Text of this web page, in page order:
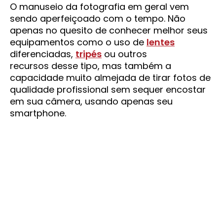
O manuseio da fotografia em geral vem
sendo aperfeiçoado com o tempo. Não
apenas no quesito de conhecer melhor seus
equipamentos como o uso de lentes
diferenciadas, tripés ou outros
recursos desse tipo, mas também a
capacidade muito almejada de tirar fotos de
qualidade profissional sem sequer encostar
em sua câmera, usando apenas seu
smartphone.